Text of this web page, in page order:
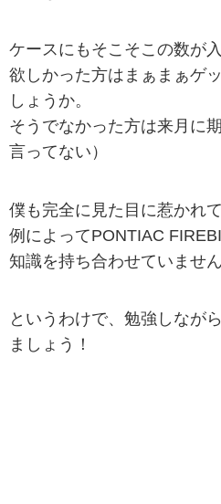
ケースにもそこそこの数が
欲しかった方はまぁまぁゲ
しょうか。
そうでなかった方は来月に
言ってない）
僕も完全に見た目に惹かれ
例によってPONTIAC
知識を持ち合わせていません
というわけで、勉強しなが
ましょう！